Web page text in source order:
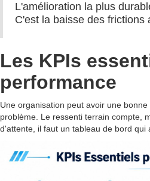
L'amélioration la plus
C'est la baisse des frictions
Les KPIs
performance
Une organisation peut avoir une
problème. Le ressenti terrain compte,
d'attente, il faut un tableau de bord qui